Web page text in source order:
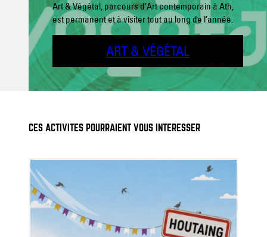
Art & Végétal, parcours d’Art contemporain à Ath,
est permanent et à visiter tout au long de l’année.
ART & VÉGÉTAL
CES ACTIVITÉS POURRAIENT VOUS INTÉRESSER